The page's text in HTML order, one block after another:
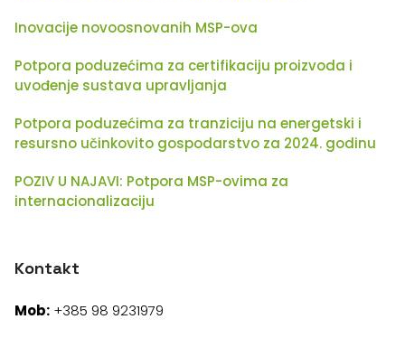
Inovacije novoosnovanih MSP-ova
Potpora poduzećima za certifikaciju proizvoda i
uvođenje sustava upravljanja
Potpora poduzećima za tranziciju na energetski i
resursno učinkovito gospodarstvo za 2024. godinu
POZIV U NAJAVI: Potpora MSP-ovima za
internacionalizaciju
Kontakt
Mob: +385 98 9231979